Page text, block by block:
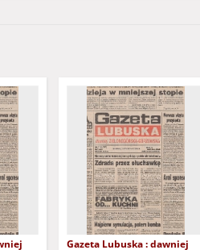
Gazeta Lubuska : dawniej